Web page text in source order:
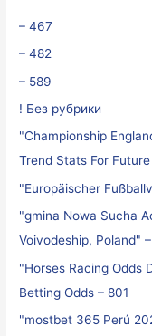
– 467
– 482
– 589
! Без рубрики
"Championship
Trend Stats For
"Europäischer
"gmina Nowa Sucha
Voivodeship, Poland"
"Horses Racing Odds
Betting Odds – 801
"mostbet 365 Perú